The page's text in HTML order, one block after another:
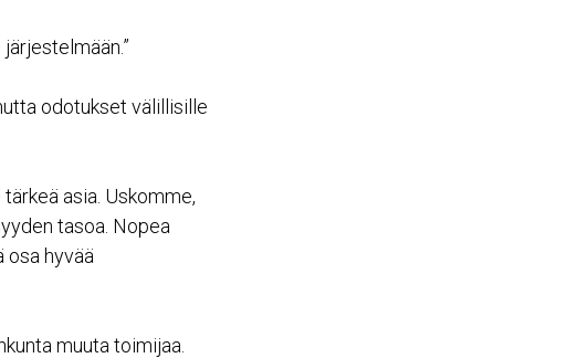
odotukset välillisille
asia. Uskomme,
tasoa. Nopea
hyvää
muuta toimijaa.